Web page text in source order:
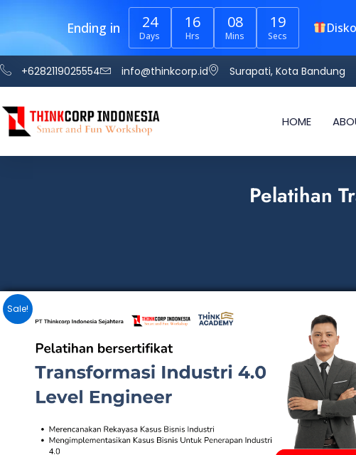
Ending in 24
Days
16
Hrs
08
Mins
19
Secs
+6282119025554 info@thinkcorp.id Surapati, Kota Bandung
HOME
Pelatihan
Sale!